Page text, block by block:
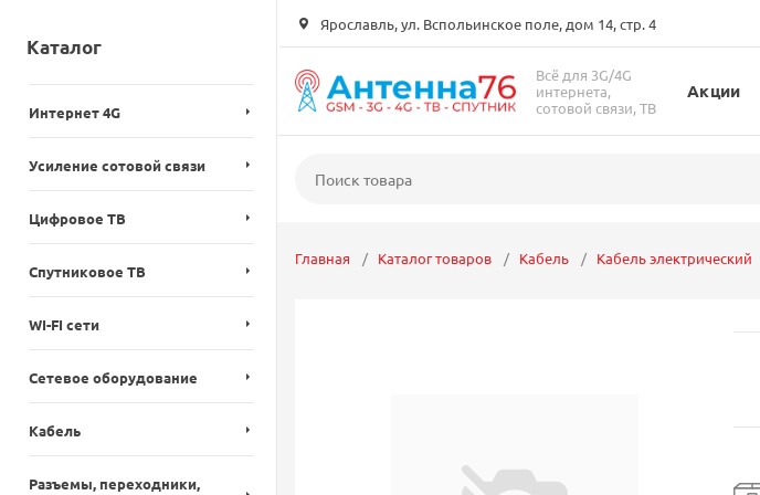
Ярославль, ул. Вспольинское поле, дом 14, стр. 4
Всё для 3G/4G
интернета,
сотовой связи, ТВ
Акции
Каталог
Интернет 4G
Усиление сотовой связи
Цифровое ТВ
Спутниковое ТВ
WI-FI сети
Сетевое оборудование
Кабель
Разъемы, переходники,
Главная Каталог товаров Кабель Кабель электрический